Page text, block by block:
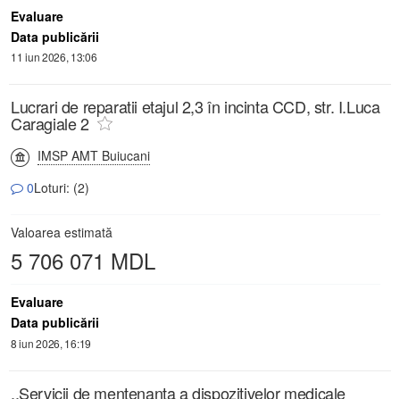
Evaluare
Data publicării
11 iun 2026, 13:06
Lucrari de reparatii etajul 2,3 în incinta CCD, str. I.Luca
Caragiale 2
IMSP AMT Buiucani
0Loturi: (2)
Valoarea estimată
5 706 071 MDL
Evaluare
Data publicării
8 iun 2026, 16:19
,,Servicii de mentenanța a dispozitivelor medicale